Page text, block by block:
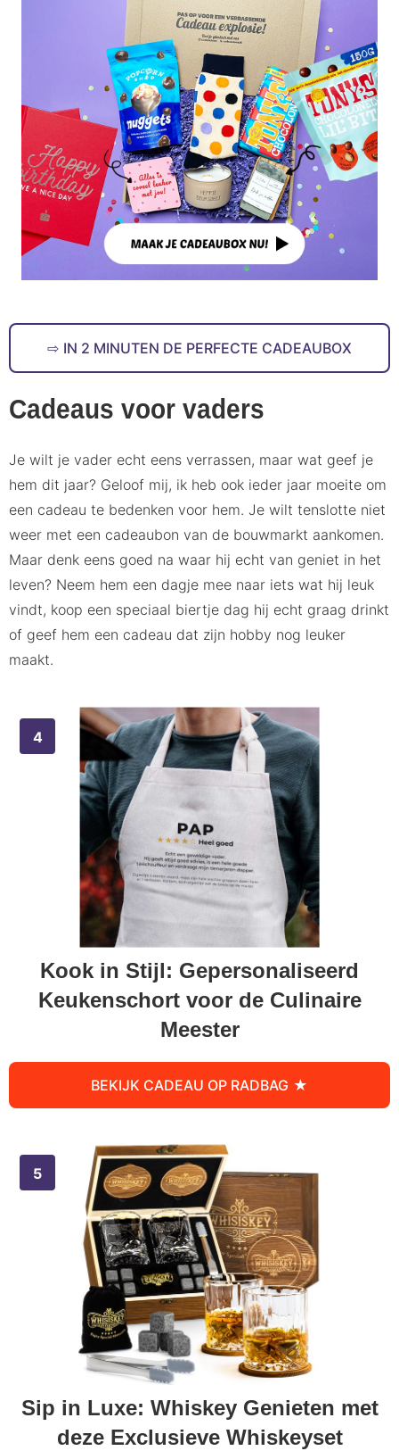
IN 2 MINUTEN DE PERFECTE CADEAUBOX
Cadeaus voor vaders
Je wilt je vader echt eens verrassen, maar wat geef je
hem dit jaar? Geloof mij, ik heb ook ieder jaar moeite om
een cadeau te bedenken voor hem. Je wilt tenslotte niet
weer met een cadeaubon van de bouwmarkt aankomen.
Maar denk eens goed na waar hij echt van geniet in het
leven? Neem hem een dagje mee naar iets wat hij leuk
vindt, koop een speciaal biertje dag hij echt graag drinkt
of geef hem een cadeau dat zijn hobby nog leuker
maakt.
Kook in Stijl: Gepersonaliseerd
Keukenschort voor de Culinaire
Meester
BEKIJK CADEAU OP RADBAG
Sip in Luxe: Whiskey Genieten met
deze Exclusieve Whiskeyset